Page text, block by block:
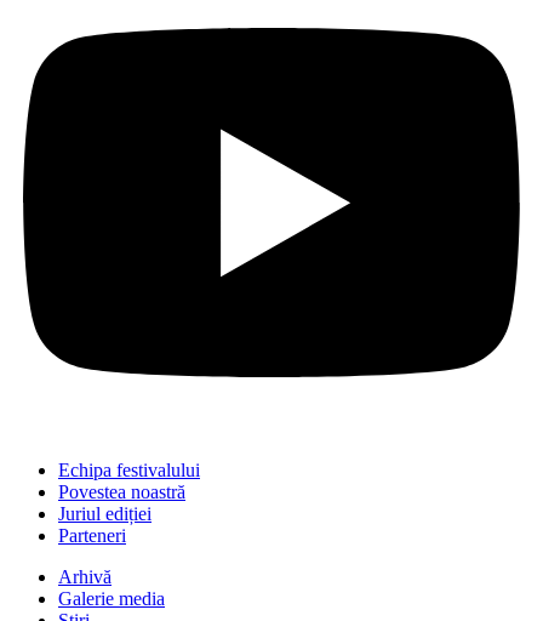
Echipa festivalului
Povestea noastră
Juriul ediției
Parteneri
Arhivă
Galerie media